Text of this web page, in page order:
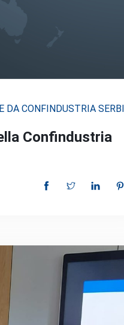
DA CONFINDUSTRIA
Confindustria